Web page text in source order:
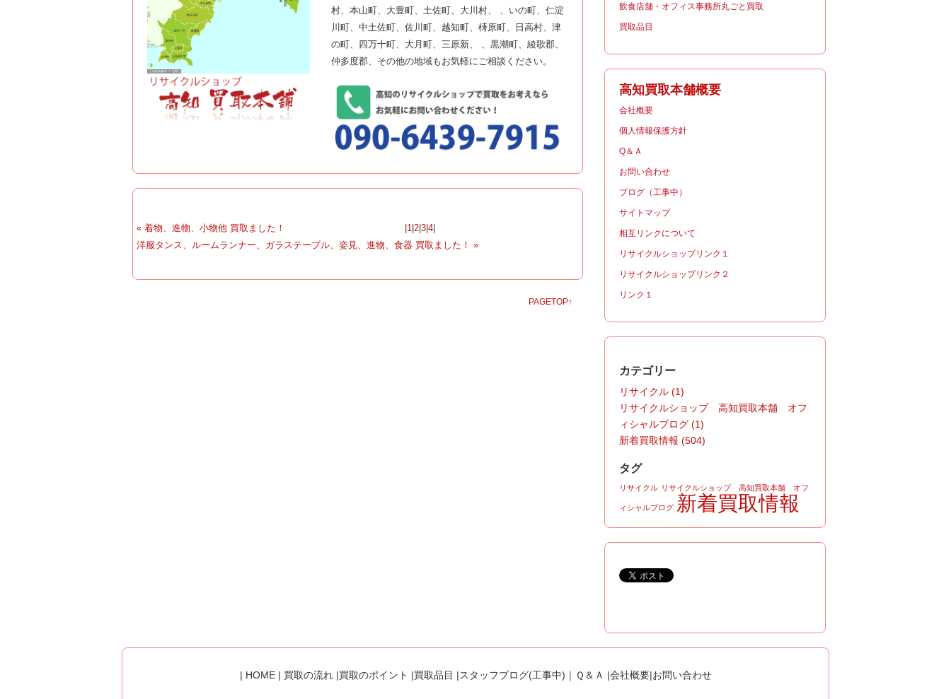
村、本山町、大豊町、土佐町、大川村、 、いの町、仁淀
川町、中土佐町、佐川町、越知町、梼原町、日高村、津
の町、四万十町、大月町、三原新、 、黒潮町、綾歌郡、
仲多度郡、その他の地域もお気軽にご相談ください。
« 着物、進物、小物他 買取ました！ 1 2 3 4
洋服タンス、ルームランナー、ガラステーブル、姿見、進物、食器 買取ました！ »
PAGETOP↑
飲食店舗・オフィス事務所丸ごと買取
買取品目
高知買取本舗概要
会社概要
個人情報保護方針
Q＆Ａ
お問い合わせ
ブログ（工事中）
サイトマップ
相互リンクについて
リサイクルショップリンク１
リサイクルショップリンク２
リンク１
カテゴリー
リサイクル (1)
リサイクルショップ 高知買取本舗 オフ
ィシャルブログ (1)
新着買取情報 (504)
タグ
リサイクル リサイクルショップ 高知買取本舗 オフ
ィシャルブログ 新着買取情報
| HOME| 買取の流れ|買取のポイント |買取品目 |スタッフブログ(工事中) ｜ Ｑ＆Ａ |会社概要|お問い合わせ